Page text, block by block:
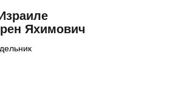
Яхимович